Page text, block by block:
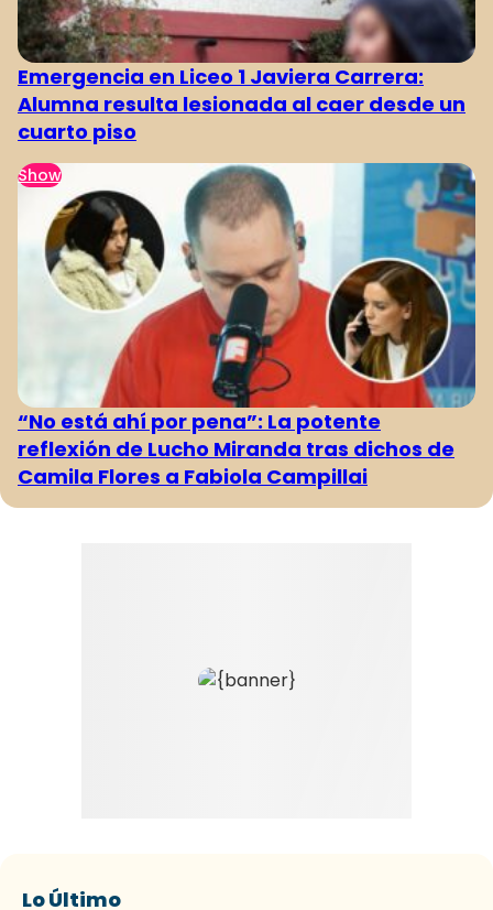
Emergencia en Liceo 1 Javiera Carrera:
Alumna resulta lesionada al caer desde un
cuarto piso
Show
“No está ahí por pena”: La potente
reflexión de Lucho Miranda tras dichos de
Camila Flores a Fabiola Campillai
Lo Último